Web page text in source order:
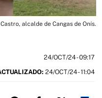
alcalde de Cangas de Onís.
24/OCT/24- 09:17
24/OCT/24 - 11:04